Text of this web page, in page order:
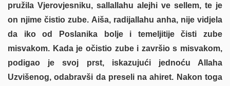
pružila Vjerovjesniku, sallallahu alejhi ve sellem, te je
on njime čistio zube. Aiša, radijallahu anha, nije vidjela
da iko od Poslanika bolje i temeljitije čisti zube
misvakom. Kada je očistio zube i završio s misvakom,
podigao je svoj prst, iskazujući jednoću Allaha
Uzvišenog, odabravši da preseli na ahiret. Nakon toga